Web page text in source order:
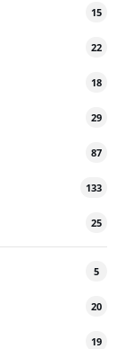
15
22
18
29
87
133
25
5
20
19